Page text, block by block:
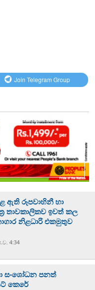
Join Telegram Group
ඇති රූපවාහිනී හා
තාවකාලිකව ඉවත් කල
නිළධාරි එකමුතුව
4:34
සංශෝධන පනත්
කෙරේ